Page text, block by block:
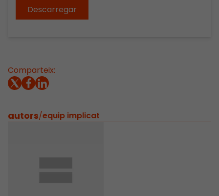
Descarregar
Comparteix:
autors/equip implicat